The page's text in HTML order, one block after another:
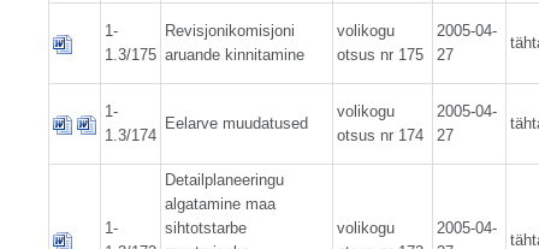
1-
1.3/175
Revisjonikomisjoni
aruande kinnitamine
volikogu
otsus nr 175
2005-04-
27
1-
1.3/174
Eelarve muudatused
volikogu
otsus nr 174
2005-04-
27
1-
Detailplaneeringu
algatamine maa
sihtotstarbe
volikogu
2005-04-